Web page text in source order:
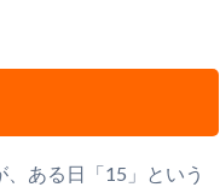
ある日「15」という